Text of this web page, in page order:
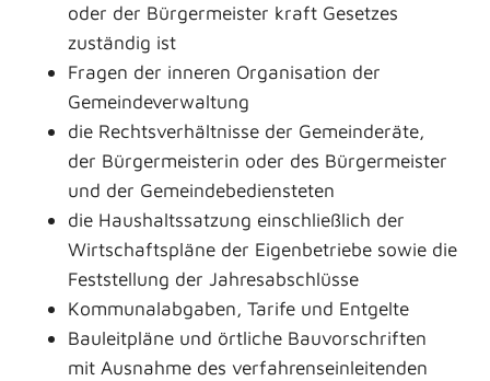
oder der Bürgermeister kraft Gesetzes
zuständig ist
Fragen der inneren Organisation der
Gemeindeverwaltung
die Rechtsverhältnisse der Gemeinderäte,
der Bürgermeisterin oder des Bürgermeister
und der Gemeindebediensteten
die Haushaltssatzung einschließlich der
Wirtschaftspläne der Eigenbetriebe sowie die
Feststellung der Jahresabschlüsse
Kommunalabgaben, Tarife und Entgelte
Bauleitpläne und örtliche Bauvorschriften
mit Ausnahme des verfahrenseinleitenden